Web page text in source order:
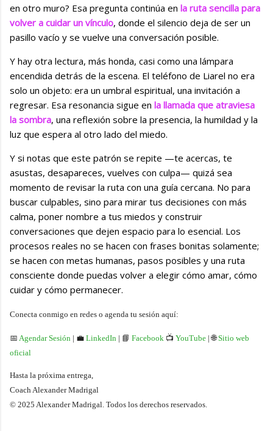
en otro muro? Esa pregunta continúa en la ruta sencilla para
volver a cuidar un vínculo, donde el silencio deja de ser un
pasillo vacío y se vuelve una conversación posible.
Y hay otra lectura, más honda, casi como una lámpara
encendida detrás de la escena. El teléfono de Liarel no era
solo un objeto: era un umbral espiritual, una invitación a
regresar. Esa resonancia sigue en la llamada que atraviesa
la sombra, una reflexión sobre la presencia, la humildad y la
luz que espera al otro lado del miedo.
Y si notas que este patrón se repite —te acercas, te
asustas, desapareces, vuelves con culpa— quizá sea
momento de revisar la ruta con una guía cercana. No para
buscar culpables, sino para mirar tus decisiones con más
calma, poner nombre a tus miedos y construir
conversaciones que dejen espacio para lo esencial. Los
procesos reales no se hacen con frases bonitas solamente;
se hacen con metas humanas, pasos posibles y una ruta
consciente donde puedas volver a elegir cómo amar, cómo
cuidar y cómo permanecer.
Conecta conmigo en redes o agenda tu sesión aquí:
📅 Agendar Sesión | 💼 LinkedIn | 📘 Facebook 📺 YouTube | 🌐Sitio web
oficial
Hasta la próxima entrega,
Coach Alexander Madrigal
© 2025 Alexander Madrigal. Todos los derechos reservados.